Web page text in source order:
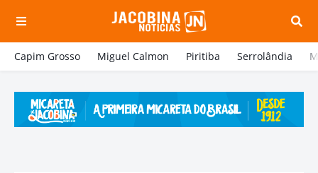
Capim Grosso Miguel Calmon Piritiba Serrolândia